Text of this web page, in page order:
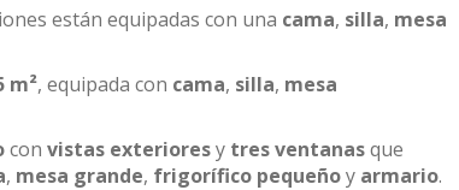
están equipadas con una cama, silla, mesa
m², equipada con cama, silla, mesa
con vistas exterioresy tres ventanasque
, mesa grande, frigorífico pequeñoy armario.